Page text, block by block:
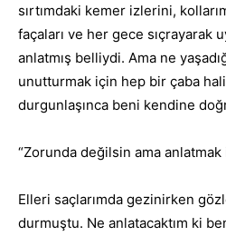
sırtımdaki kemer izlerini,
façaları ve her gece sıçrayarak
anlatmış belliydi. Ama ne
unutturmak için hep bir çaba
durgunlaşınca beni kendine
“Zorunda değilsin ama anlatmak
Elleri saçlarımda gezinirken
durmuştu. Ne anlatacaktım ki